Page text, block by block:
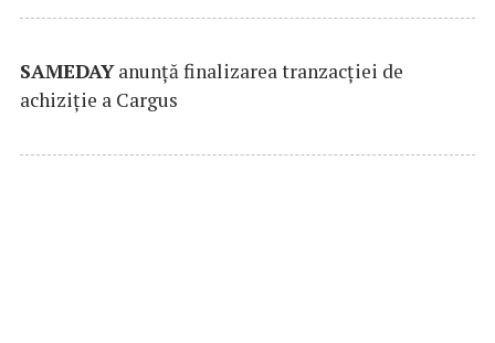
SAMEDAYanunță finalizarea tranzacției de
achiziție a Cargus